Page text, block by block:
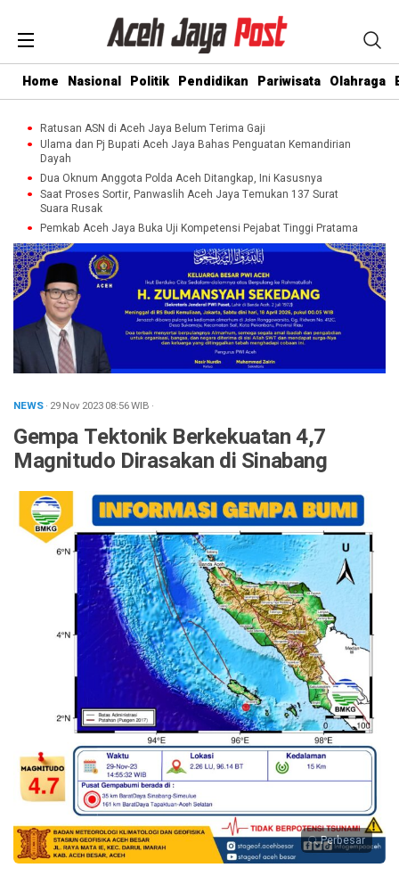
Home Nasional Politik Pendidikan Pariwisata Olahraga
Ratusan ASN di Aceh Jaya Belum Terima Gaji
Ulama dan Pj Bupati Aceh Jaya Bahas Penguatan Kemandirian
Dayah
Dua Oknum Anggota Polda Aceh Ditangkap, Ini Kasusnya
Saat Proses Sortir, Panwaslih Aceh Jaya Temukan 137 Surat
Suara Rusak
Pemkab Aceh Jaya Buka Uji Kompetensi Pejabat Tinggi Pratama
NEWS· 29 Nov 202308:56WIB ·
Gempa Tektonik Berkekuatan 4,7
Magnitudo Dirasakan di Sinabang
Perbesar